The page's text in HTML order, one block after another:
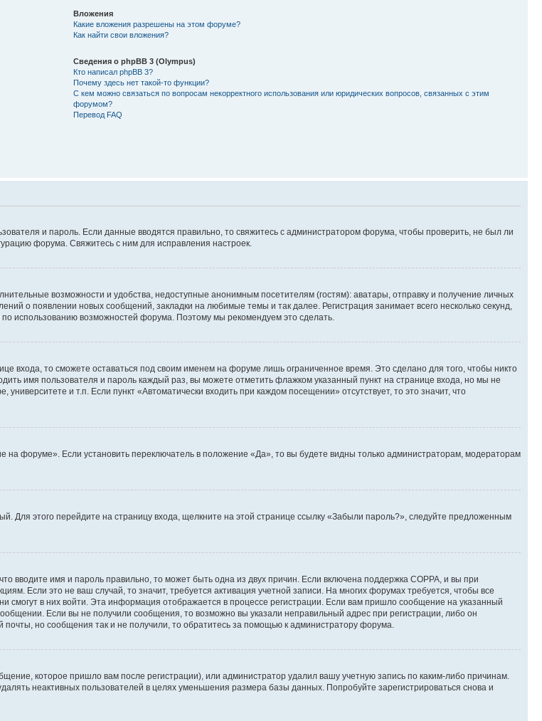
Вложения
Какие вложения разрешены на этом форуме?
Как найти свои вложения?
Сведения о phpBB 3 (Olympus)
Кто написал phpBB 3?
Почему здесь нет такой-то функции?
С кем можно связаться по вопросам некорректного использования или юридических вопросов, связанных с этим
форумом?
Перевод FAQ
и пароль. Если данные вводятся правильно, то свяжитесь с администратором форума, чтобы проверить, не был ли
форума. Свяжитесь с ним для исправления настроек.
возможности и удобства, недоступные анонимным посетителям (гостям): аватары, отправку и получение личных
о появлении новых сообщений, закладки на любимые темы и так далее. Регистрация занимает всего несколько секунд,
использованию возможностей форума. Поэтому мы рекомендуем это сделать.
входа, то сможете оставаться под своим именем на форуме лишь ограниченное время. Это сделано для того, чтобы никто
имя пользователя и пароль каждый раз, вы можете отметить флажком указанный пункт на странице входа, но мы не
и т.п. Если пункт «Автоматически входить при каждом посещении» отсутствует, то это значит, что
форуме». Если установить переключатель в положение «Да», то вы будете видны только администраторам, модераторам
Для этого перейдите на страницу входа, щелкните на этой странице ссылку «Забыли пароль?», следуйте предложенным
вводите имя и пароль правильно, то может быть одна из двух причин. Если включена поддержка COPPA, и вы при
Если это не ваш случай, то значит, требуется активация учетной записи. На многих форумах требуется, чтобы все
смогут в них войти. Эта информация отображается в процессе регистрации. Если вам пришло сообщение на указанный
Если вы не получили сообщения, то возможно вы указали неправильный адрес при регистрации, либо он
но сообщения так и не получили, то обратитесь за помощью к администратору форума.
которое пришло вам после регистрации), или администратор удалил вашу учетную запись по каким-либо причинам.
неактивных пользователей в целях уменьшения размера базы данных. Попробуйте зарегистрироваться снова и